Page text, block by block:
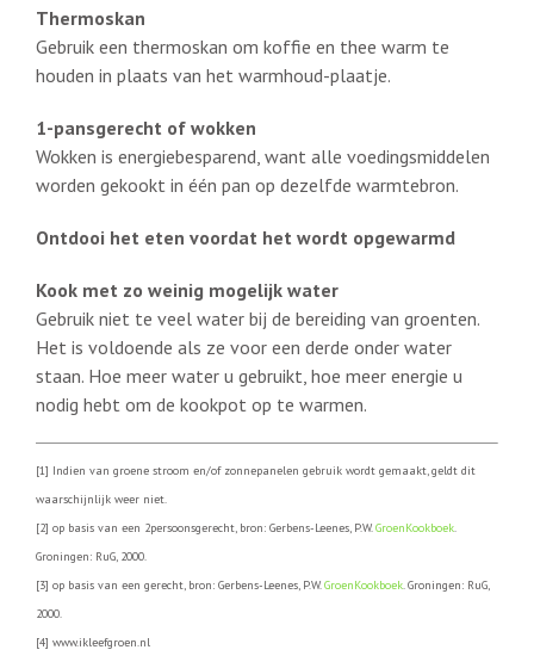
Thermoskan
Gebruik een thermoskan om koffie en thee warm te
houden in plaats van het warmhoud-plaatje.
1-pansgerecht of wokken
Wokken is energiebesparend, want alle voedingsmiddelen
worden gekookt in één pan op dezelfde warmtebron.
Ontdooi het eten voordat het wordt opgewarmd
Kook met zo weinig mogelijk water
Gebruik niet te veel water bij de bereiding van groenten.
Het is voldoende als ze voor een derde onder water
staan. Hoe meer water u gebruikt, hoe meer energie u
nodig hebt om de kookpot op te warmen.
[1] Indien van groene stroom en/of zonnepanelen gebruik wordt gemaakt, geldt dit
waarschijnlijk weer niet.
[2] op basis van een 2persoonsgerecht, bron: Gerbens-Leenes, P.W. GroenKookboek
Groningen: RuG, 2000.
[3] op basis van een gerecht, bron: Gerbens-Leenes, P.W. GroenKookboek . Groningen: RuG,
2000.
[4] www.ikleefgroen.nl